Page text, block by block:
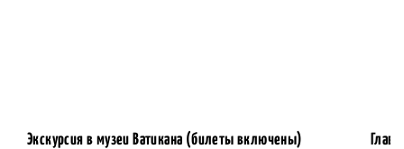
Экскурсия в музеи Ватикана (билеты включены)